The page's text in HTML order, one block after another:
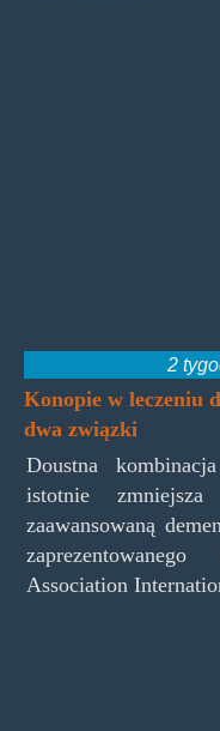
2
Konopie w leczeniu
dwa związki
Doustna
istotnie
zaawansowaną
Association